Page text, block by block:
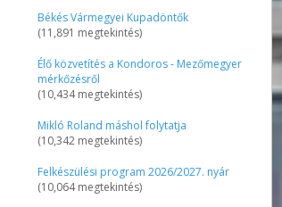
Békés Vármegyei Kupadöntők
(11,891 megtekintés)
Élő közvetítés a Kondoros - Mezőmegyer
mérkőzésről
(10,434 megtekintés)
Mikló Roland máshol folytatja
(10,342 megtekintés)
Felkészülési program 2026/2027. nyár
(10,064 megtekintés)